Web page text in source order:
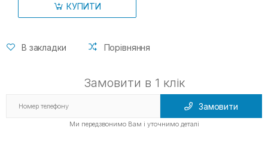
КУПИТИ
В закладки Порівняння
Замовити в 1 клік
Замовити
Ми передзвонимо Вам і уточнимо деталі